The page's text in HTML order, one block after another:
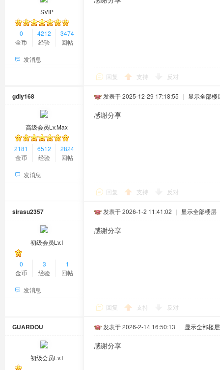
SVIP
0
金币
4212
经验
3474
回帖
发消息
回复 支持 反对
gdly168
高级会员Lv.Max
2181
金币
6512
经验
2824
回帖
发消息
发表于 2025-12-29 17:18:55 | 显示全部楼
感谢分享
回复 支持 反对
sirasu2357
初级会员Lv.Ⅰ
0
金币
3
经验
1
回帖
发消息
发表于 2026-1-2 11:41:02 | 显示全部楼层
感谢分享
回复 支持 反对
GUARDOU
初级会员Lv.Ⅰ
发表于 2026-2-14 16:50:13 | 显示全部楼层
感谢分享